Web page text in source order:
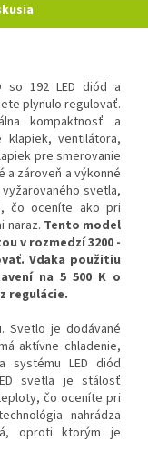
so 192 LED diód a
plynulo regulovať.
kompaktnosť a
ventilátora,
pre smerovanie
a zároveň a výkonné
svetla,
čo oceníte ako pri
naraz. Tento model
v rozmedzí 3200 -
Vďaka použitiu
na 5 500 K o
regulácie.
Svetlo je dodávané
aktívne chladenie,
systému LED diód
svetla je stálosť
čo oceníte pri
nahrádza
oproti ktorým je